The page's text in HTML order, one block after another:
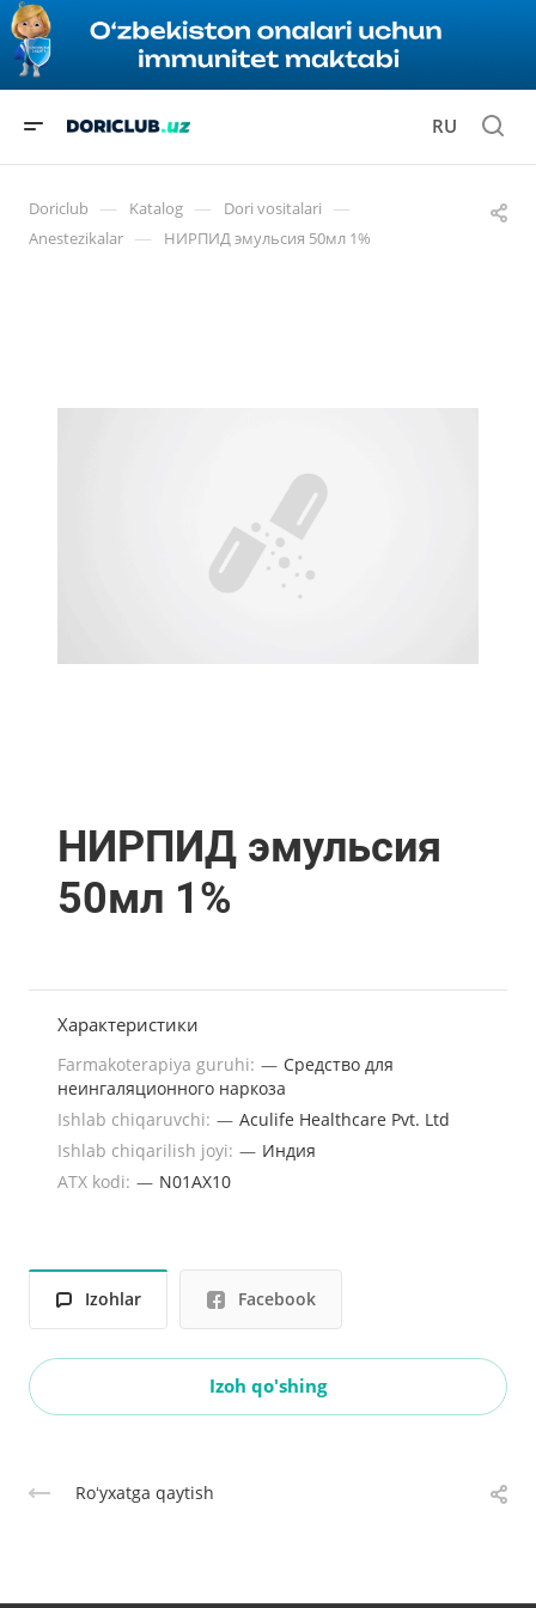
RU
Doriclub — Katalog — Dori vositalari —
Anestezikalar — НИРПИД эмульсия 50мл 1%
НИРПИД эмульсия
50мл 1%
Характеристики
Farmakoterapiya guruhi: — Средство для
неингаляционного наркоза
Ishlab chiqaruvchi: — Aculife Healthcare Pvt. Ltd
Ishlab chiqarilish joyi: — Индия
ATX kodi: — N01AX10
Izohlar Facebook
Izoh qo'shing
Roʻyxatga qaytish